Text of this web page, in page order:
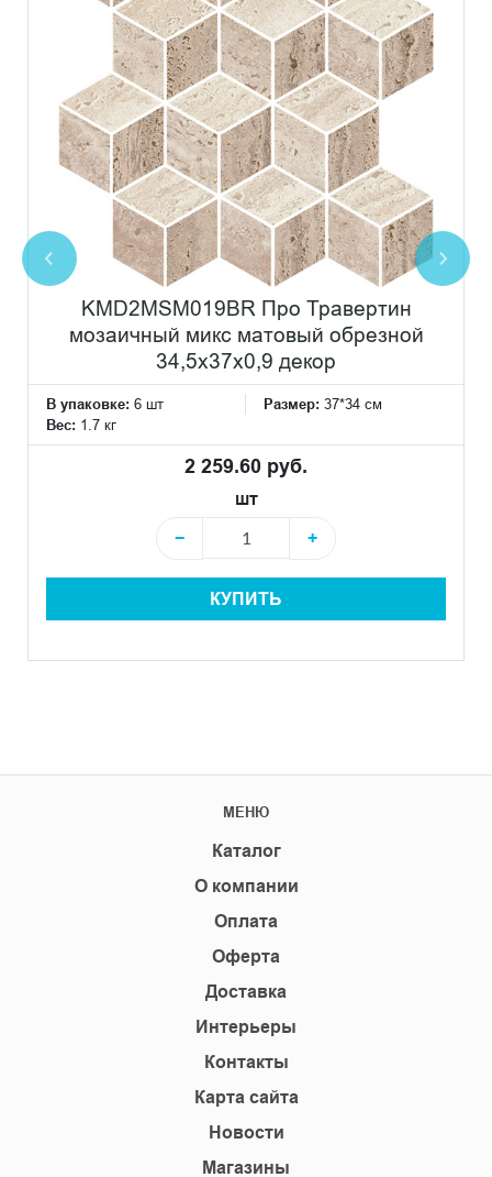
KMD2MSM019BR Про Травертин
мозаичный микс матовый обрезной
34,5x37x0,9 декор
В упаковке: 6 шт Размер: 37*34 см
Вес: 1.7 кг
2 259.60 руб.
шт
−
+
КУПИТЬ
МЕНЮ
Каталог
О компании
Оплата
Оферта
Доставка
Интерьеры
Контакты
Карта сайта
Новости
Магазины